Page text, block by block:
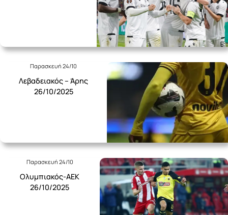
Παρασκευή 24/10
Λεβαδειακός – Άρης
26/10/2025
Παρασκευή 24/10
Ολυμπιακός-ΑΕΚ
26/10/2025